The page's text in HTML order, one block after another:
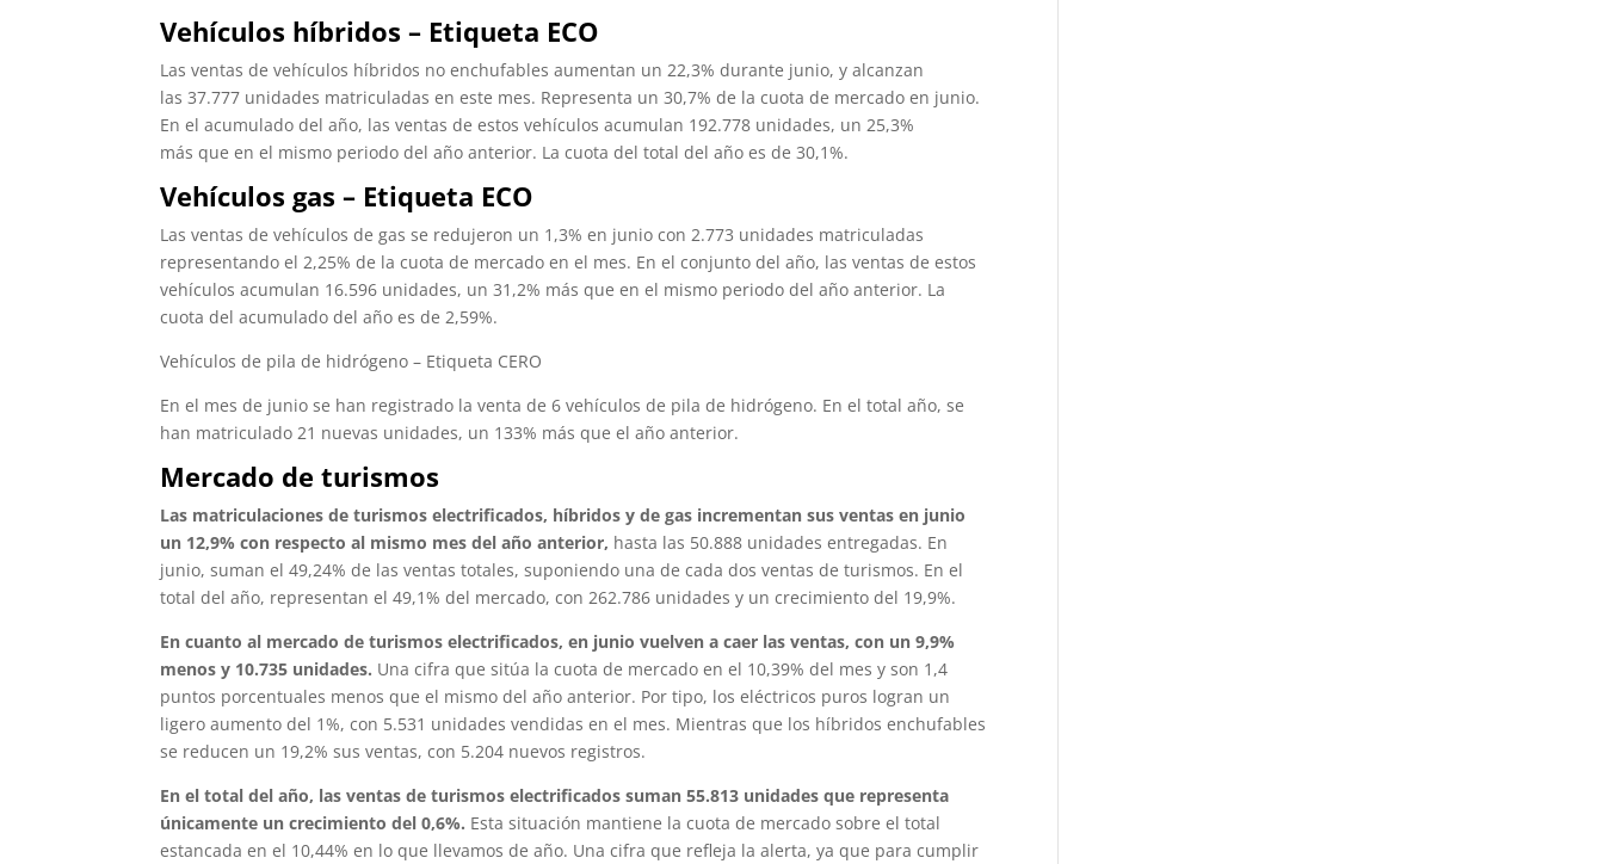
Vehículos híbridos – Etiqueta ECO
Las ventas de vehículos híbridos no enchufables aumentan un 22,3% durante junio, y alcanzan
las 37.777 unidades matriculadas en este mes. Representa un 30,7% de la cuota de mercado en junio.
En el acumulado del año, las ventas de estos vehículos acumulan 192.778 unidades, un 25,3%
más que en el mismo periodo del año anterior. La cuota del total del año es de 30,1%.
Vehículos gas – Etiqueta ECO
Las ventas de vehículos de gas se redujeron un 1,3% en junio con 2.773 unidades matriculadas
representando el 2,25% de la cuota de mercado en el mes. En el conjunto del año, las ventas de estos
vehículos acumulan 16.596 unidades, un 31,2% más que en el mismo periodo del año anterior. La
cuota del acumulado del año es de 2,59%.
Vehículos de pila de hidrógeno – Etiqueta CERO
En el mes de junio se han registrado la venta de 6 vehículos de pila de hidrógeno. En el total año, se
han matriculado 21 nuevas unidades, un 133% más que el año anterior.
Mercado de turismos
Las matriculaciones de turismos electrificados, híbridos y de gas incrementan sus ventas en junio
un 12,9% con respecto al mismo mes del año anterior, hasta las 50.888 unidades entregadas. En
junio, suman el 49,24% de las ventas totales, suponiendo una de cada dos ventas de turismos. En el
total del año, representan el 49,1% del mercado, con 262.786 unidades y un crecimiento del 19,9%.
En cuanto al mercado de turismos electrificados, en junio vuelven a caer las ventas, con un 9,9%
menos y 10.735 unidades. Una cifra que sitúa la cuota de mercado en el 10,39% del mes y son 1,4
puntos porcentuales menos que el mismo del año anterior. Por tipo, los eléctricos puros logran un
ligero aumento del 1%, con 5.531 unidades vendidas en el mes. Mientras que los híbridos enchufables
se reducen un 19,2% sus ventas, con 5.204 nuevos registros.
En el total del año, las ventas de turismos electrificados suman 55.813 unidades que representa
únicamente un crecimiento del 0,6%. Esta situación mantiene la cuota de mercado sobre el total
estancada en el 10,44% en lo que llevamos de año. Una cifra que refleja la alerta, ya que para cumplir